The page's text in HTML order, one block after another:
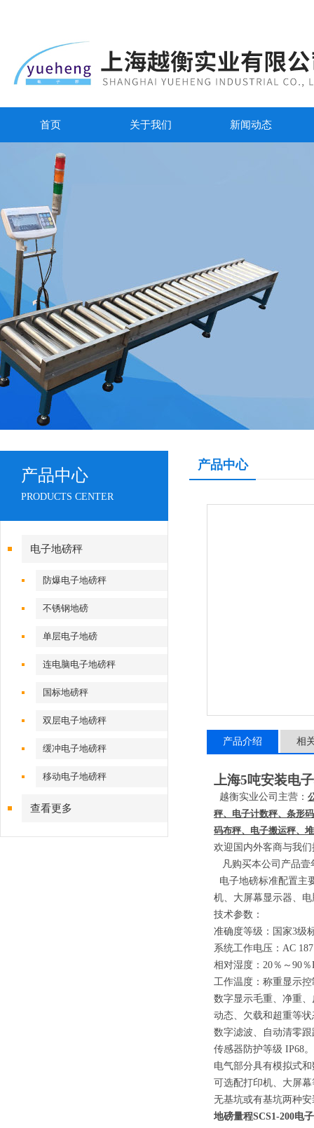
首页 关于我们 新闻动态
产品中心
PRODUCTS CENTER
电子地磅秤
防爆电子地磅秤
不锈钢地磅
单层电子地磅
连电脑电子地磅秤
国标地磅秤
双层电子地磅秤
缓冲电子地磅秤
移动电子地磅秤
查看更多
产品中心
产品介绍 相
上海5吨安装电
越衡实业公司主营：
秤、电子计数秤、条形
码布秤、电子搬运秤、
欢迎国内外客商与我
凡购买本公司产品
电子地磅标准配置主
机、大屏幕显示器、
技术参数：
准确度等级：国家3级
系统工作电压： AC 187
相对湿度： 20％～ 90％
工作温度：称重显示
数字显示毛重、净重
动态、欠载和超重等
数字滤波、自动清零跟
传感器防护等级 IP68。
电气部分具有模拟式
可选配打印机、大屏幕
无基坑或有基坑两种
地磅量程SCS1-200电